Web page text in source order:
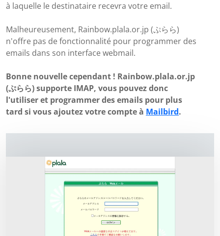
à laquelle le destinataire recevra votre email.
Malheureusement, Rainbow.plala.or.jp (ぷらら)
n'offre pas de fonctionnalité pour programmer des
emails dans son interface webmail.
Bonne nouvelle cependant ! Rainbow.plala.or.jp
(ぷらら) supporte IMAP, vous pouvez donc
l'utiliser et programmer des emails pour plus
tard si vous ajoutez votre compte à Mailbird.